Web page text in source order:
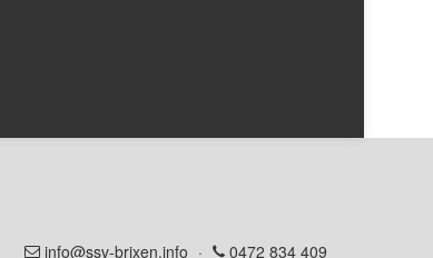
info@ssv-brixen.info · 0472 834 409